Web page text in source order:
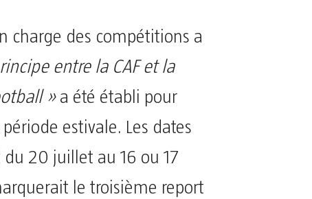
charge des compétitions a
entre la CAF et la
»a été établi pour
estivale. Les dates
20 juillet au 16 ou 17
le troisième report